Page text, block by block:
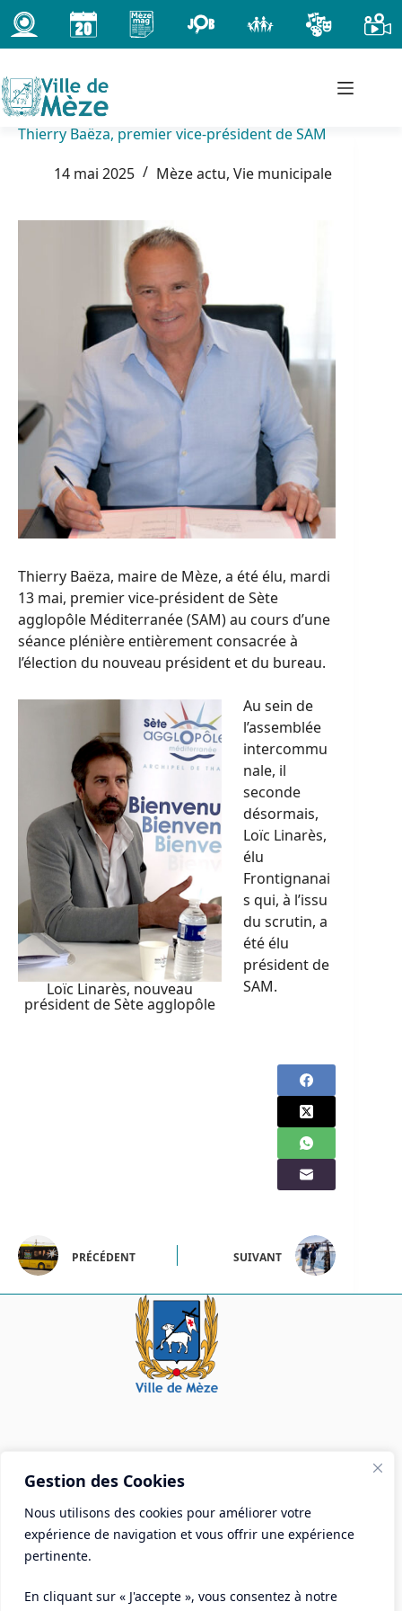
Gestion des Cookies
Nous utilisons des cookies pour améliorer votre
expérience de navigation et vous offrir une expérience
pertinente.
En cliquant sur « J'accepte », vous consentez à notre
Passer
au
contenu
Thierry Baëza, premier vice-président de SAM
14 mai 2025
Mèze actu, Vie municipale
Thierry Baëza, maire de Mèze, a été élu, mardi
13 mai, premier vice-président de Sète
agglopôle Méditerranée (SAM) au cours d’une
séance plénière entièrement consacrée à
l’élection du nouveau président et du bureau.
Loïc Linarès, nouveau
président de Sète agglopôle
Au sein de
l’assemblée
intercommu
nale, il
seconde
désormais,
Loïc Linarès,
élu
Frontignanai
s qui, à l’issu
du scrutin, a
été élu
président de
SAM.
PRÉCÉDENT SUIVANT
Mairie de Mèze
Place Aristide Briand - BP 28 34140 Mèze
Tél :04 67 18 30 30
Mail :